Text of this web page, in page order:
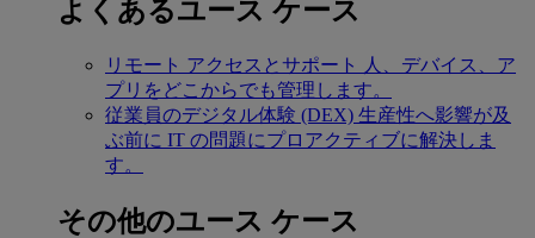
よくあるユース ケース
リモート アクセスとサポート
人、デバイス、ア
プリをどこからでも管理します。
従業員のデジタル体験 (DEX) 生産性へ影響が及
ぶ前に IT の問題にプロアクティブに解決しま
す。
その他のユース ケース